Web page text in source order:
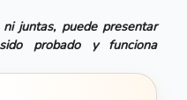
juntas, puede presentar
probado y funciona